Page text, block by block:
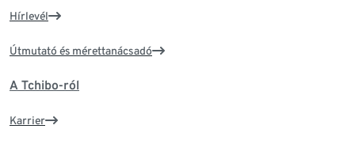
Hírlevél
Útmutató és mérettanácsadó
A Tchibo-ról
Karrier